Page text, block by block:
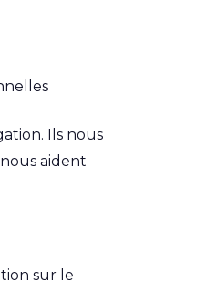
Ils nous
aident
sur le